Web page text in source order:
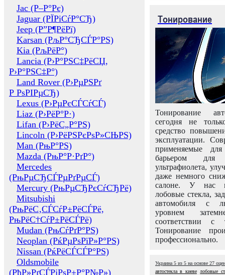
Jac (Р–Р°Рє)
Jaguar (РЇРіСѓР°СЂ)
Jeep (Р”Р¶РёРї)
Karsan (РљР°СЂСЃР°РЅ)
Kia (РљРёР°)
Lancia (Р›Р°РЅС‡РёСЏ,
Р›Р°РЅС‡Р°)
Land Rover (Р›РµРЅРґ
Р РѕРІРµСЂ)
Lexus (Р›РµРєСЃСѓСЃ)
Liaz (Р›РёР°Р·)
Lifan (Р›РёС„Р°РЅ)
Lincoln (Р›РёРЅРєРѕР»СЊРЅ)
Man (РњР°РЅ)
Mazda (РњР°Р·РґР°)
Mercedes
(РњРµСЂСЃРµРґРµСЃ)
Mercury (РњРµСЂРєСѓСЂРё)
Mitsubishi
(РњРёС‚СЃСѓР±РёСЃРё,
РњРёС†СѓР±РёСЃРё)
Mudan (РњСѓРґР°РЅ)
Neoplan (РќРµРѕРїР»Р°РЅ)
Nissan (РќРёСЃСЃР°РЅ)
Oldsmobile
(РћР»РґСЃРјРѕР±Р°Р№Р»)
Тонирование
Тонирование
сегодня не
средство
эксплуатации.
применяемые
барьером для
ультрафиолета,
даже немного
салоне. У нас
лобовые стекла,
автомобиля с
уровнем
соответствии с
Тонирование
профессионально.
Украина 5 из 5 на основе 27
автостекла в киеве
лобовые